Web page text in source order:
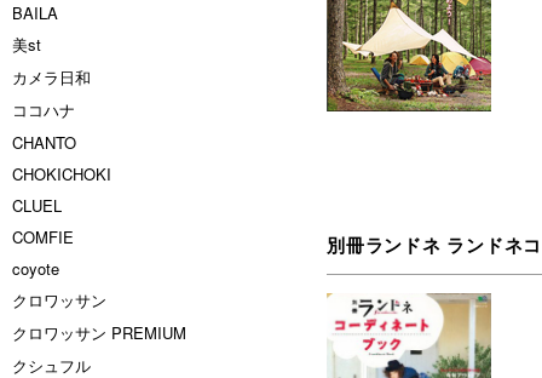
BAILA
美st
カメラ日和
ココハナ
CHANTO
CHOKICHOKI
CLUEL
COMFIE
coyote
クロワッサン
クロワッサン PREMIUM
クシュフル
別冊ランドネ ランドネ